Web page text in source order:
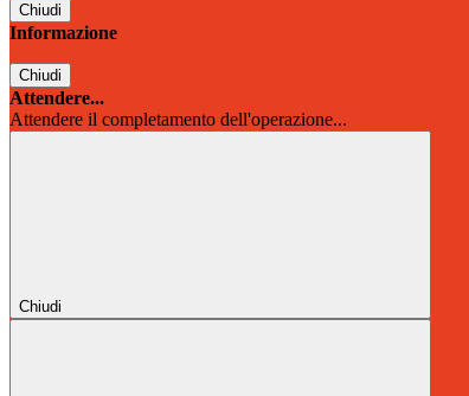
Chiudi
Informazione
Chiudi
Attendere...
Attendere il completamento dell'operazione...
Chiudi